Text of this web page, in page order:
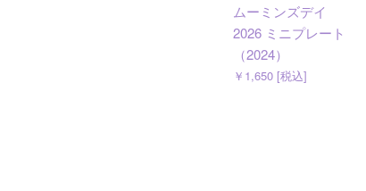
ムーミンズデイ
2026 ミニプレート
（2024）
￥1,650 [税込]